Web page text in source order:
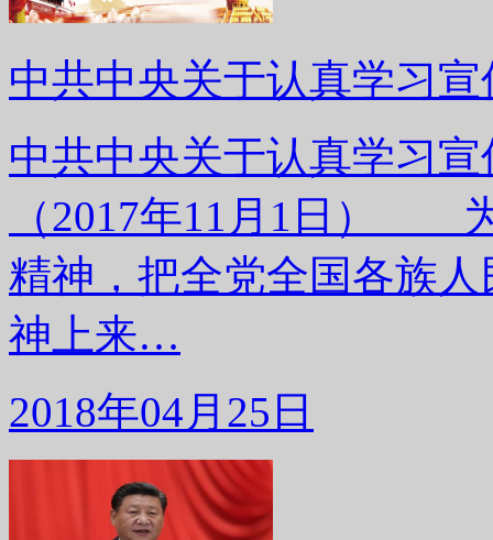
中共中央关于认真学习
中共中央关于认真学习
（2017年11月1日）
精神，把全党全国各族
神上来…
2018年04月25日